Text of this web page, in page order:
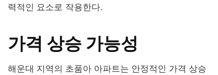
력적인 요소로 작용한다.
가격 상승 가능성
해운대 지역의 초품아 아파트는 안정적인 가격 상승